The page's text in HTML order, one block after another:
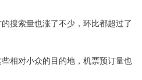
搜索量也涨了不少，环比都超过了
相对小众的目的地，机票预订量也